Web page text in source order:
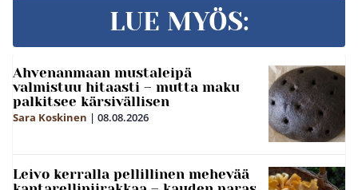
LUE MYÖS:
Ahvenanmaan mustaleipä
valmistuu hitaasti – mutta maku
palkitsee kärsivällisen
Sara Koskinen | 08.08.2026
Leivo kerralla pellillinen mehevää